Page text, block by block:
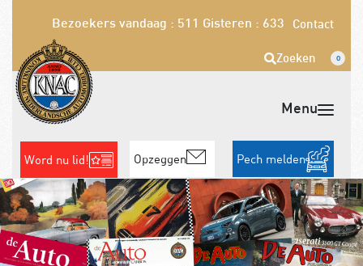
Bezoekers vandaag : 511 Gisteren : 633 Contact
Zoeken 0
Word nu lid! Opzeggen Pech melden